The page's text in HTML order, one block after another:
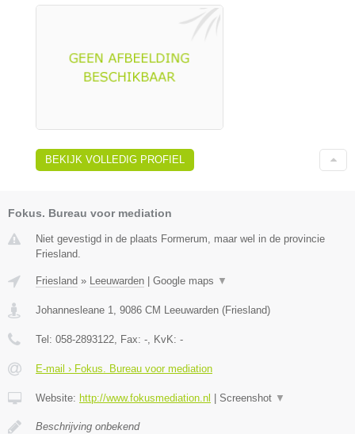
BEKIJK VOLLEDIG PROFIEL
Fokus. Bureau voor mediation
Niet gevestigd in de plaats Formerum, maar wel in de provincie
Friesland.
Friesland » Leeuwarden Google maps ▼
Johannesleane 1, 9086 CM Leeuwarden (Friesland)
Tel: 058-2893122, Fax: -, KvK: -
E-mail › Fokus. Bureau voor mediation
Website: http://www.fokusmediation.nl Screenshot ▼
Beschrijving onbekend